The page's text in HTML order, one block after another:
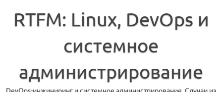
содержимому
RTFM: Linux, DevOps и
системное
администрирование
DevOps-инжиниринг и системное администрирование. Случаи из